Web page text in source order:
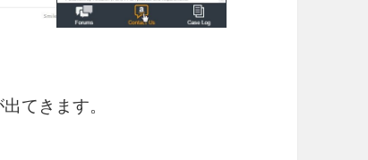
てきます。